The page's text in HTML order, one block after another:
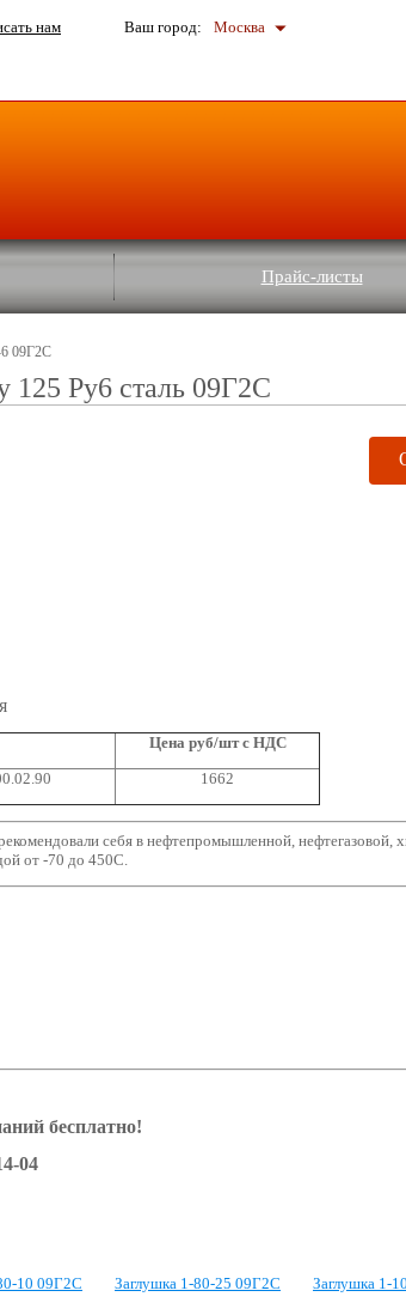
нам Ваш город: Москва
Прайс-листы
6 09Г2С
125 Ру6 сталь 09Г2С
Цена руб/шт с НДС
1662
себя в нефтепромышленной, нефтегазовой,
от -70 до 450С.
бесплатно!
04
10 09Г2С Заглушка 1-80-25 09Г2С Заглушка 1-